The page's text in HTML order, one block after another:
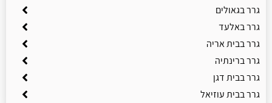
גרר בגאולים
גרר באלעד
גרר בבית אריה
גרר ברינתיה
גרר בבית דגן
גרר בבית עוזיאל